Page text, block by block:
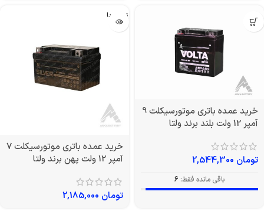
خرید عمده باتری موتورسیکلت 9
آمپر 12 ولت بلند برند ولتا
تومان
باقی مانده فقط: 6
تمام شد!
خرید عمده باتری موتورسیکلت 7
آمپر 12 ولت پهن برند ولتا
تومان